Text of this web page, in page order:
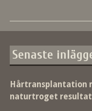
Senaste
Hårtransplantation
naturtroget resultat